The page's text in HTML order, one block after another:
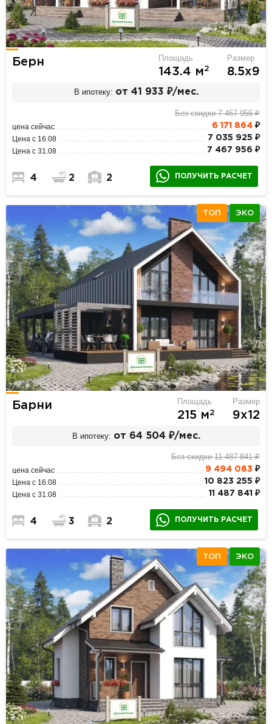
Берн Площадь
143.4 м2
Размер
8.5х9
В ипотеку: от 41 933 ₽/мес.
Без скидки 7 467 956 ₽
цена сейчас 6 171 864₽
Цена с 16.08 7 035 925 ₽
Цена с 31.08 7 467 956 ₽
4 2 2 ПОЛУЧИТЬ РАСЧЕТ
ТОП ЭКО
Барни Площадь
215 м2
Размер
9х12
В ипотеку: от 64 504 ₽/мес.
Без скидки 11 487 841 ₽
цена сейчас 9 494 083 ₽
Цена с 16.08 10 823 255 ₽
Цена с 31.08 11 487 841 ₽
4 3 2 ПОЛУЧИТЬ РАСЧЕТ
ТОП ЭКО